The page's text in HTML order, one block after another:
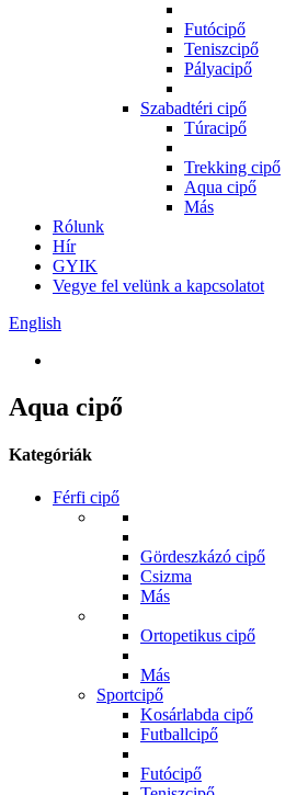
Futócipő
Teniszcipő
Pályacipő
Szabadtéri cipő
Túracipő
Trekking cipő
Aqua cipő
Más
Rólunk
Hír
GYIK
Vegye fel velünk a kapcsolatot
English
Aqua cipő
Kategóriák
Férfi cipő
Gördeszkázó cipő
Csizma
Más
Ortopetikus cipő
Más
Sportcipő
Kosárlabda cipő
Futballcipő
Futócipő